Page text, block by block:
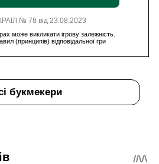
№ 78 від 23.08.2023
може викликати ігрову залежність.
(принципів) відповідальної гри
букмекери